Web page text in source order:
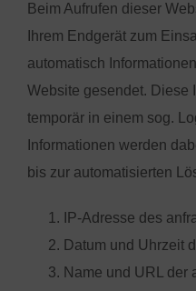
Beim Aufrufen dieser
Ihrem Endgerät zum
automatisch
Website gesendet. Diese
temporär in einem sog.
Informationen werden
bis zur automatisierten
IP-Adresse des
Datum und Uhrzeit
Name und URL der